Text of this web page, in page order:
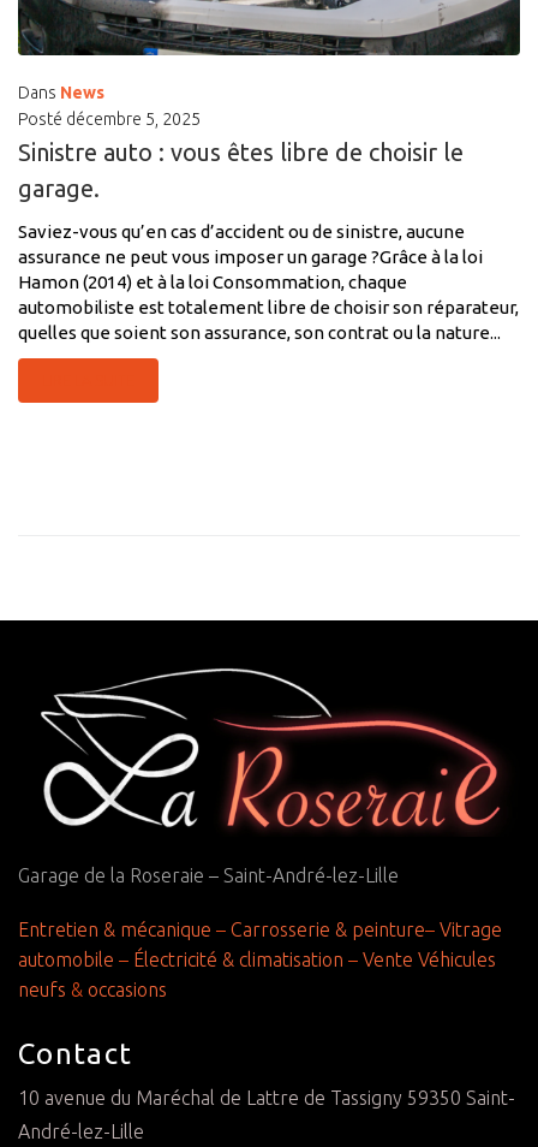
Dans News
Posté décembre 5, 2025
Sinistre auto : vous êtes libre de choisir le
garage.
Saviez-vous qu’en cas d’accident ou de sinistre, aucune
assurance ne peut vous imposer un garage ?Grâce à la loi
Hamon (2014) et à la loi Consommation, chaque
automobiliste est totalement libre de choisir son réparateur,
quelles que soient son assurance, son contrat ou la nature...
Garage de la Roseraie – Saint-André-lez-Lille
Entretien & mécanique – Carrosserie & peinture– Vitrage
automobile – Électricité & climatisation – Vente Véhicules
neufs & occasions
Contact
10 avenue du Maréchal de Lattre de Tassigny 59350 Saint-
André-lez-Lille